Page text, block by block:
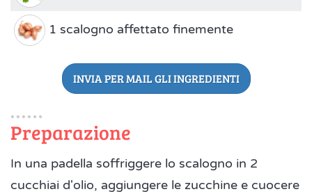
1 scalogno affettato finemente
INVIA PER MAIL GLI INGREDIENTI
Preparazione
In una padella soffriggere lo scalogno in 2
cucchiai d'olio, aggiungere le zucchine e cuocere